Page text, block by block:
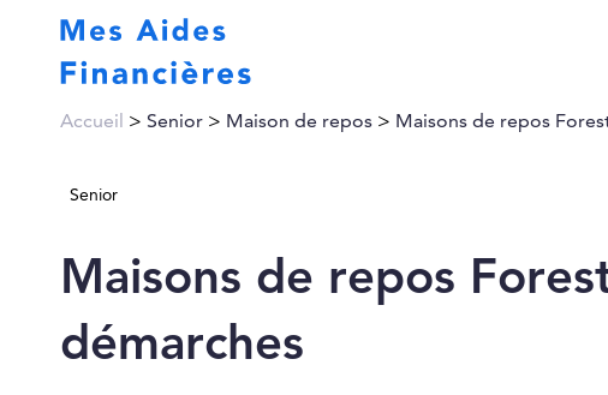
Accueil > Senior > Maison de repos > Maisons de repos
Senior
Maisons de repos
démarches